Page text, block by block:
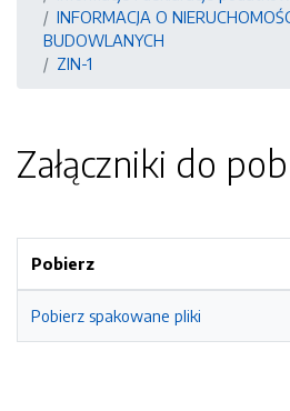
INFORMACJA O
BUDOWLANYCH
ZIN-1
Załączniki do
Pobierz
Pobierz spakowane pliki